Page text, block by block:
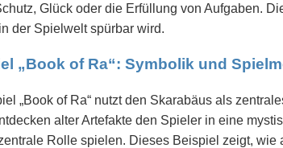
Glück oder die Erfüllung von Aufgaben.
der Spielwelt spürbar wird.
„Book of Ra“: Symbolik und
„Book of Ra“ nutzt den Skarabäus als
alter Artefakte den Spieler in eine
Rolle spielen. Dieses Beispiel zeigt,